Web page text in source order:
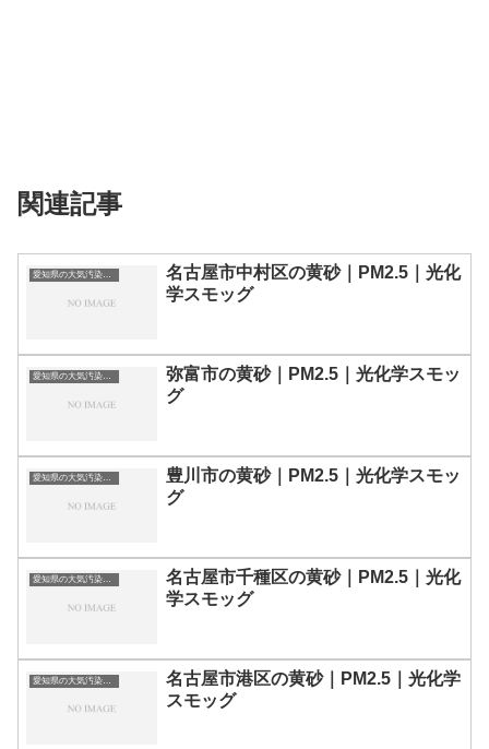
関連記事
愛知県の大気汚染・PM2.5・黄砂・エアロゾルの数値
名古屋市中村区の黄砂｜PM2.5｜光化
学スモッグ
愛知県の大気汚染・PM2.5・黄砂・エアロゾルの数値
弥富市の黄砂｜PM2.5｜光化学スモッ
グ
愛知県の大気汚染・PM2.5・黄砂・エアロゾルの数値
豊川市の黄砂｜PM2.5｜光化学スモッ
グ
愛知県の大気汚染・PM2.5・黄砂・エアロゾルの数値
名古屋市千種区の黄砂｜PM2.5｜光化
学スモッグ
愛知県の大気汚染・PM2.5・黄砂・エアロゾルの数値
名古屋市港区の黄砂｜PM2.5｜光化学
スモッグ